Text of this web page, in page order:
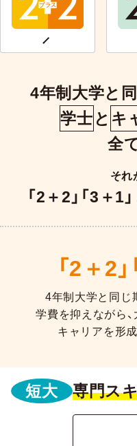
4年制大学と
学士 と キ
全
それ
「2＋2」「3＋
「2＋2
4年制大学と同じ
学費を抑えながら
キャリアを形
短大 専門ス